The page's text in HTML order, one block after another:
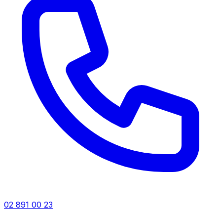
02 891 00 23